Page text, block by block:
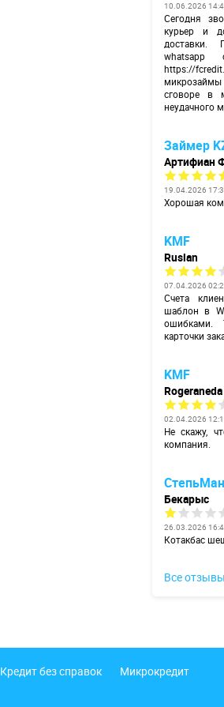
10.06.2026
Сегодня
курьер и
https://
микрозаймы
сговоре в
неудачного
Займер
Артифиан
19.04.2026
Хорошая
KMF
Ruslan
07.04.2026
Счета
шаблон в
ошибками.
карточки
KMF
Rogeraneda
02.04.2026
Не скажу,
компания.
Бекарыс
26.03.2026
Котакбас
Все отзывы
Кредит без справок Микрокредит